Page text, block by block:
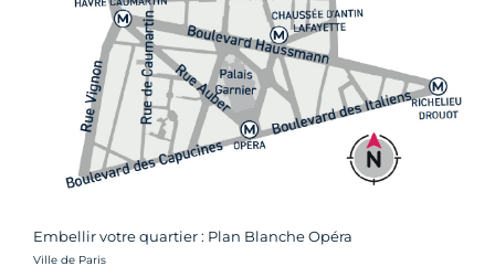
Embellir votre quartier : Plan Blanche Opéra
Crédit photo :
Ville de Paris